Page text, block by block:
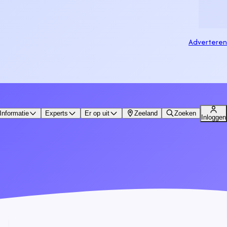
Adverteren
Experts Er op uit Zeeland Zoeken
Inloggen